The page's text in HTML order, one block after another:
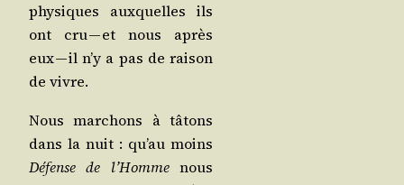
phy­siques aux­quelles ils
ont cru — et nous après
eux — il n’y a pas de rai­son
de vivre.
Nous mar­chons à tâtons
dans la nuit : qu’au moins
Défense de l’Hommenous